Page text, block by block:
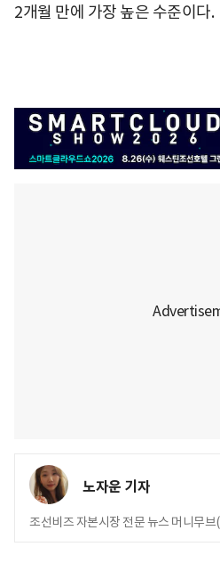
2개월 만에 가장 높은 수준이다.
노자운 기자
조선비즈 자본시장 전문 뉴스 머니무